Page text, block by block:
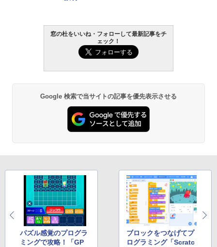
Amazon Kindle - 目に優しい、かさばら
ない、大きな画面で読みやすい、6週間持
続バッテリー、6インチディスプレイ電子
書籍リーダー、ブラック、16GB、広告な
Kindle Paperwhite シグニチャーエディ
ション (32GB) 7インチディスプレイ、明
るさ自動調整、色調調節ライト、12週間
持続バッテリー、広告なし、メタリック
ジェード
Amazon Kindle Colorsoft | 16GBストレ
ージ、防水、7インチカラーディスプレ
イ、色調調節ライト、最大8週間持続バッ
テリー、広告無し、ブラック (2025年発
売)
￥39,980
窓の杜をいいね・フォローして最新記事をチ
ェック！
Google 検索で当サイトの記事を優先表示させる
パズル感覚のプログラ
ミングで攻略！「GP
ブロックをつなげてプ
ログラミング「Scratc